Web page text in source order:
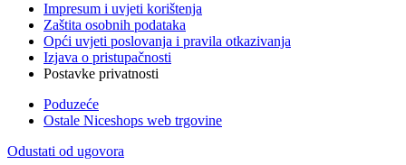
Impresum i uvjeti korištenja
Zaštita osobnih podataka
Opći uvjeti poslovanja i pravila otkazivanja
Izjava o pristupačnosti
Postavke privatnosti
Poduzeće
Ostale Niceshops web trgovine
Odustati od ugovora